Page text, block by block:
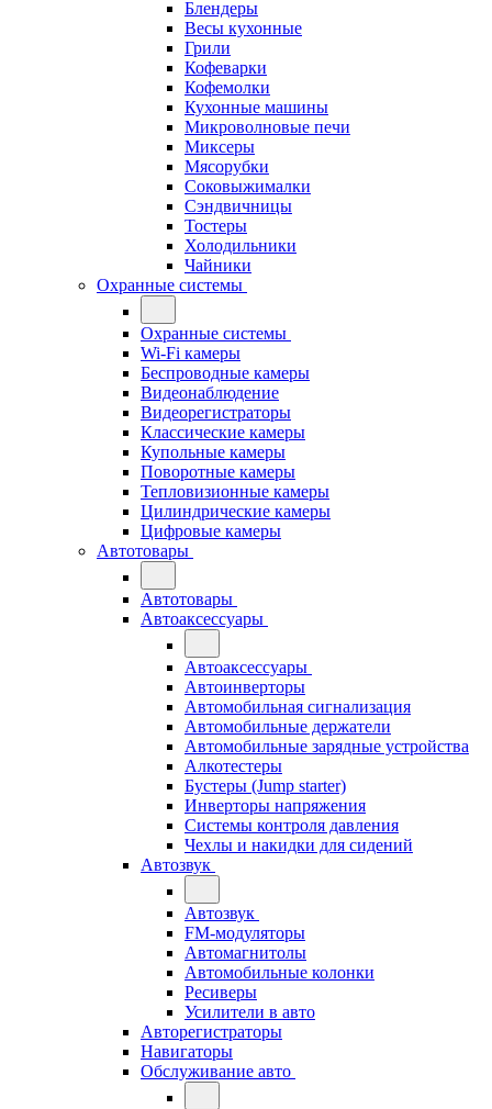
Блендеры
Весы кухонные
Грили
Кофеварки
Кофемолки
Кухонные машины
Микроволновые печи
Миксеры
Мясорубки
Соковыжималки
Сэндвичницы
Тостеры
Холодильники
Чайники
Охранные системы
Охранные системы
Wi-Fi камеры
Беспроводные камеры
Видеонаблюдение
Видеорегистраторы
Классические камеры
Купольные камеры
Поворотные камеры
Тепловизионные камеры
Цилиндрические камеры
Цифровые камеры
Автотовары
Автотовары
Автоаксессуары
Автоаксессуары
Автоинверторы
Автомобильная сигнализация
Автомобильные держатели
Автомобильные зарядные устройства
Алкотестеры
Бустеры (Jump starter)
Инверторы напряжения
Системы контроля давления
Чехлы и накидки для сидений
Автозвук
Автозвук
FM-модуляторы
Автомагнитолы
Автомобильные колонки
Ресиверы
Усилители в авто
Авторегистраторы
Навигаторы
Обслуживание авто